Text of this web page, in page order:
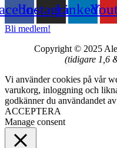
InstagramLinkedin
Bli medlem!
Copyright © 2025
(tidigare 1,6
Vi använder cookies på vår
varukorg, inloggning och
godkänner du användandet
ACCEPTERA
Manage consent